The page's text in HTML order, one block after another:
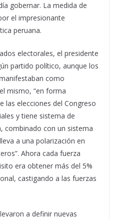
gobernar. La medida de
el impresionante
peruana.
electorales, el presidente
partido político, aunque los
como
mismo, “en forma
las elecciones del Congreso
y tiene sistema de
combinado con un sistema
a una polarización en
Ahora cada fuerza
era obtener más del 5%
castigando a las fuerzas
a definir nuevas